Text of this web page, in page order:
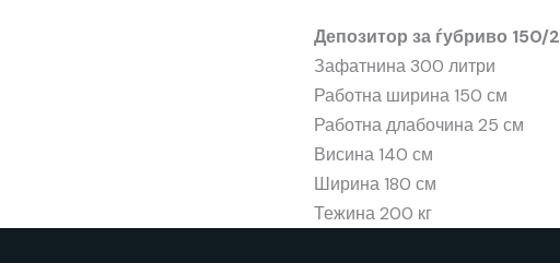
Депозитор за ѓубриво 150/2
Зафатнина 300 литри
Работна ширина 150 см
Работна длабочина 25 см
Висина 140 см
Ширина 180 см
Тежина 200 кг